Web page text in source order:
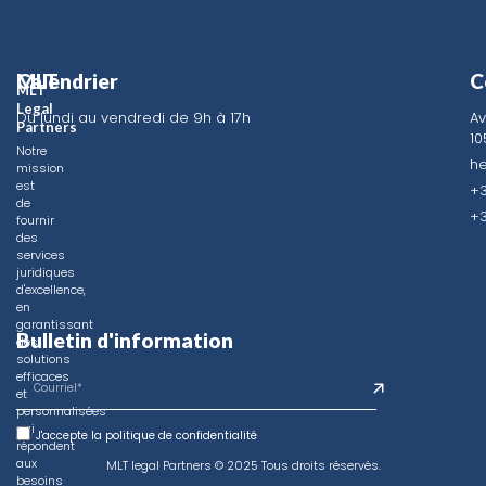
MLT
Legal
Partners
Notre
mission
est
de
fournir
des
services
juridiques
d'excellence,
en
garantissant
des
solutions
efficaces
et
personnalisées
qui
répondent
aux
besoins
MLT
Identité
Questions
fréquemment
posées
Contact
Politique de
confidentialité
Calendrier
Du lundi au vendredi de 9h à 17h
Bulletin d'information
J'accepte la politique de confidentialité
MLT legal Partners © 2025 Tous droits réservés.